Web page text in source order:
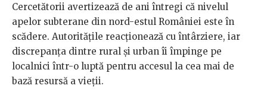
Cercetătorii avertizează de ani întregi că nivelul
apelor subterane din nord-estul României este în
scădere. Autoritățile reacționează cu întârziere, iar
discrepanța dintre rural și urban îi împinge pe
localnici într-o luptă pentru accesul la cea mai de
bază resursă a vieții.